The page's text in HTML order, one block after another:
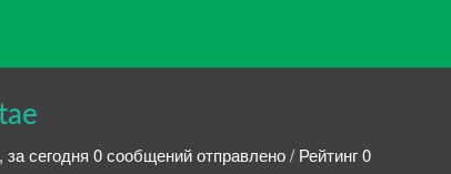
за сегодня 0 сообщений отправлено / Рейтинг 0